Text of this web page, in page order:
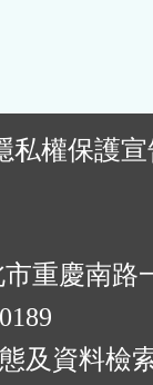
私權保護
重慶南路
及資料檢